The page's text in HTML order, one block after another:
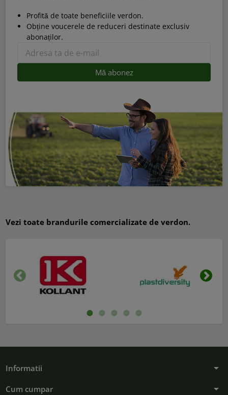
Profită de toate beneficiile verdon.
Obține voucerele de reduceri destinate exclusiv
abonaților.
Vezi toate brandurile comercializate de verdon.
Inapoi
Informatii arrow_drop_down
Cum cumpar arrow_drop_down